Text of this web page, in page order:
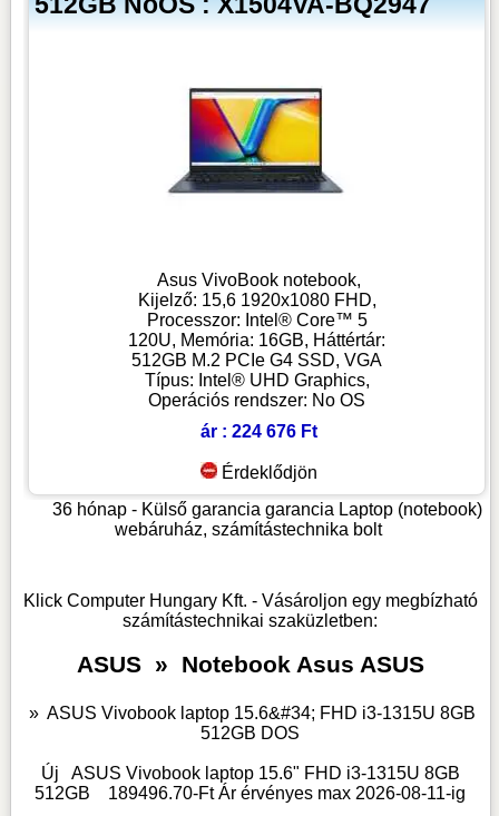
Asus VivoBook notebook,
Kijelző: 15,6 1920x1080 FHD,
Processzor: Intel® Core™ 5
120U, Memória: 16GB, Háttértár:
512GB M.2 PCIe G4 SSD, VGA
Típus: Intel® UHD Graphics,
Operációs rendszer: No OS
ár : 224 676 Ft
Érdeklődjön
36 hónap - Külső garancia garancia Laptop (notebook)
webáruház, számítástechnika bolt
Klick Computer Hungary Kft. - Vásároljon egy megbízható
számítástechnikai szaküzletben:
ASUS» Notebook Asus ASUS
»ASUS Vivobook laptop 15.6&#34; FHD i3-1315U 8GB
512GB DOS
Új ASUS Vivobook laptop 15.6" FHD i3-1315U 8GB
512GB
189496.70-Ft Ár érvényes max 2026-08-11-ig